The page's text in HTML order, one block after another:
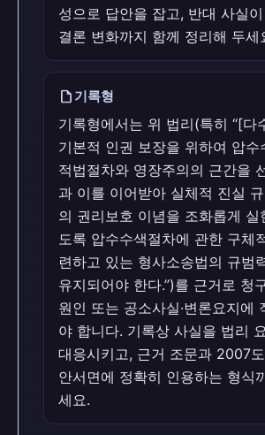
성으로 답안을 잡고, 반대 사실
결론 변화까지 함께 정리해 두세
draft 기록형
기록형에서는 위 법리(특히 “[다
기본적 인권 보장을 위하여 압수
적법절차와 영장주의의 근간을
과 이를 이어받아 실체적 진실
의 권리보호 이념을 조화롭게 실
도록 압수수색절차에 관한 구체
련하고 있는 형사소송법의 규범
유지되어야 한다.”)를 근거로 청
원인 또는 공소사실·변론요지에
야 합니다. 기록상 사실을 법리
대응시키고, 근거 조문과 2007
안서면에 정확히 인용하는 형식
세요.